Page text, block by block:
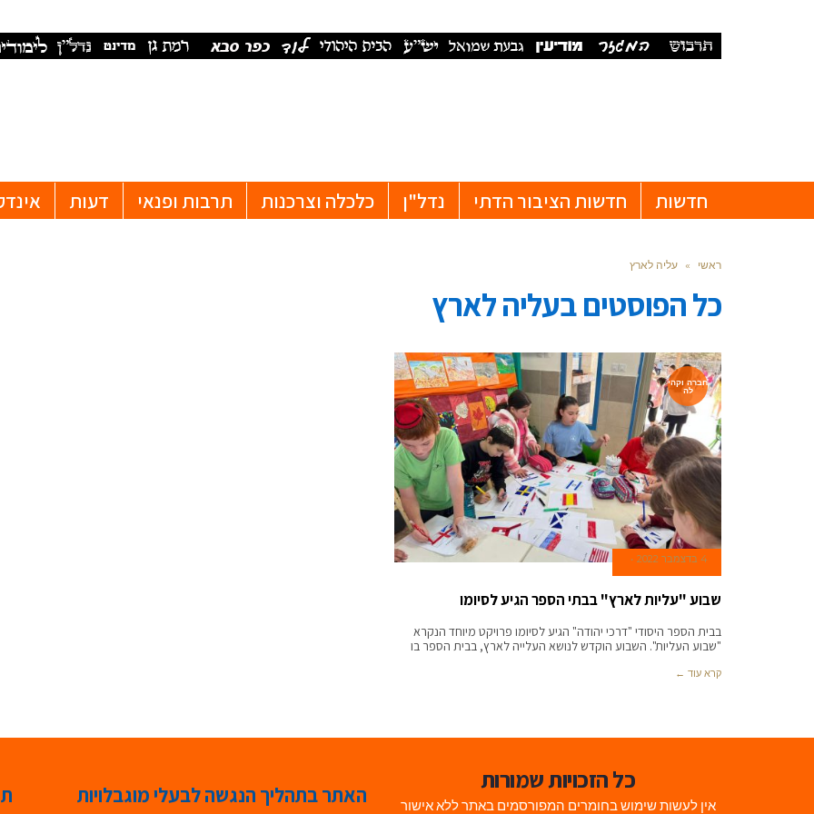
חדשות חדשות הציבור הדתי נדל"ן כלכלה וצרכנות תרבות ופנאי דעות
ראשי » עליה לארץ
כל הפוסטים בעליה לארץ
חברה וקהי
לה
4 בדצמבר 2022
שבוע "עליות לארץ" בבתי הספר הגיע לסיומו
בבית הספר היסודי "דרכי יהודה" הגיע לסיומו פרויקט מיוחד הנקרא
"שבוע העליות". השבוע הוקדש לנושא העלייה לארץ, בבית הספר בו
קרא עוד ←
כל הזכויות שמורות
אין לעשות שימוש בחומרים המפורסמים באתר ללא אישור האתר בתהליך הנגשה לבעלי מוגבלויות